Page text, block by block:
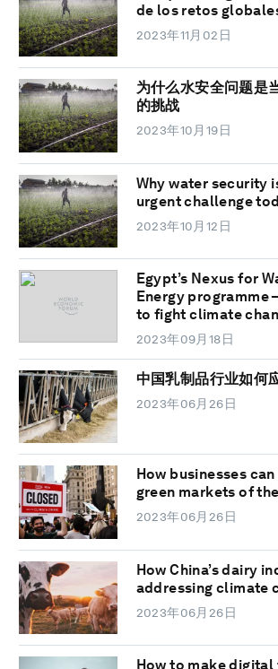
de los retos
2023年11月02日
为什么水安全问题是
的挑战
2023年10月19日
Why water security
urgent challenge
2023年10月12日
Egypt’s Nexus for
Energy programme
to fight climate
2023年09月18日
中国乳制品行业如何
2023年06月26日
How businesses
green markets of
2023年06月26日
How China’s dairy
addressing climate
2023年06月26日
How to make